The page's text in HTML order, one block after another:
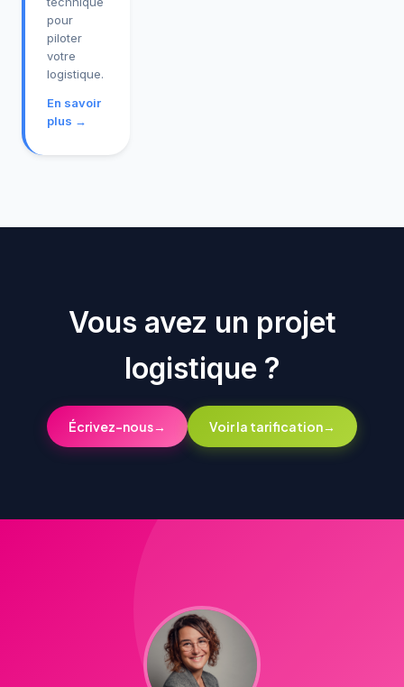
pour
piloter
votre
logistique.
En savoir
plus →
Vous avez un projet
logistique ?
Écrivez-nous→ Voir la tarification→